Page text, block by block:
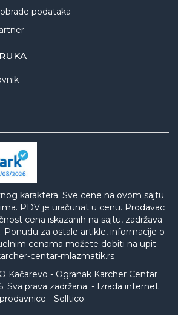
podataka
karaktera. Sve cene na ovom sajtu
PDV je uračunat u cenu. Prodavac
cena iskazanih na sajtu, zadržava
Ponudu za ostale artikle, informacije o
cenama možete dobiti na upit -
centar-mlazmatik.rs
Kačarevo - Ogranak Karcher Centar
Sva prava zadržana. - Izrada internet
prodavnice - Selltico.